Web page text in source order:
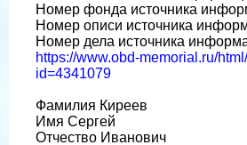
Номер фонда источника
Номер описи источника
Номер дела источника
https://www.obd-memorial.ru/
id=4341079
Фамилия Киреев
Имя Сергей
Отчество Иванович